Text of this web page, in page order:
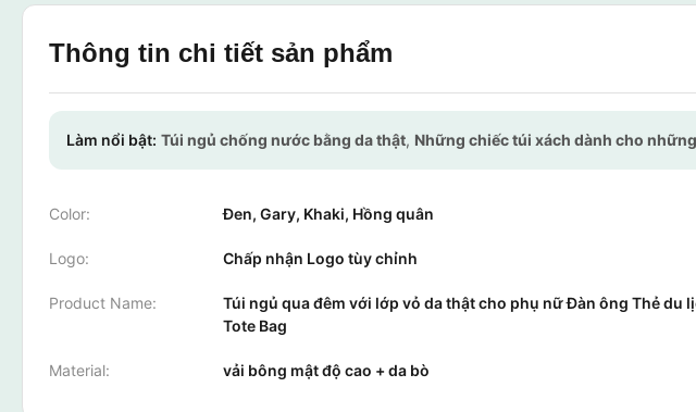
Thông tin chi tiết sản phẩm
Làm nổi bật: Túi ngủ chống nước bằng da thật, Những chiếc túi xách dành cho
Color: Đen, Gary, Khaki, Hồng quân
Logo: Chấp nhận Logo tùy chỉnh
Product Name:
Túi ngủ qua đêm với lớp vỏ da thật cho phụ nữ Đàn ông Thẻ du
Tote Bag
Material: vải bông mật độ cao + da bò